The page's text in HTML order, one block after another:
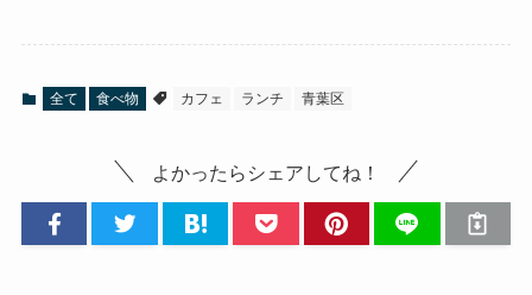
全て 食べ物 カフェ ランチ 青葉区
よかったらシェアしてね！